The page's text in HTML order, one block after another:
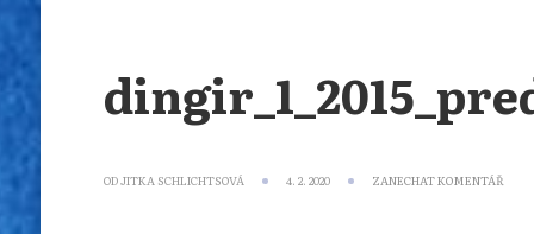
ODJITKA SCHLICHTSOVÁ 4. 2. 2020 ZANECHAT KOMENTÁŘNA